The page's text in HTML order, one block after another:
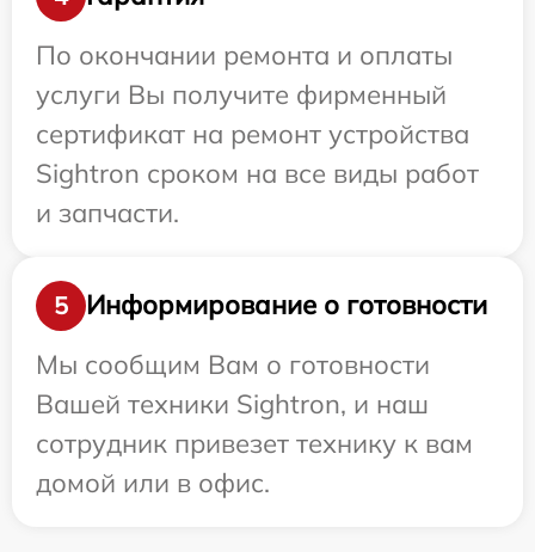
По окончании ремонта и оплаты
услуги Вы получите фирменный
сертификат на ремонт устройства
Sightron сроком на все виды работ
и запчасти.
5
Информирование о готовности
Мы сообщим Вам о готовности
Вашей техники Sightron, и наш
сотрудник привезет технику к вам
домой или в офис.